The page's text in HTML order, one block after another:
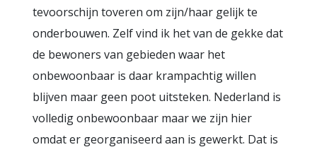
tevoorschijn toveren om zijn/haar gelijk te
onderbouwen. Zelf vind ik het van de gekke dat
de bewoners van gebieden waar het
onbewoonbaar is daar krampachtig willen
blijven maar geen poot uitsteken. Nederland is
volledig onbewoonbaar maar we zijn hier
omdat er georganiseerd aan is gewerkt. Dat is